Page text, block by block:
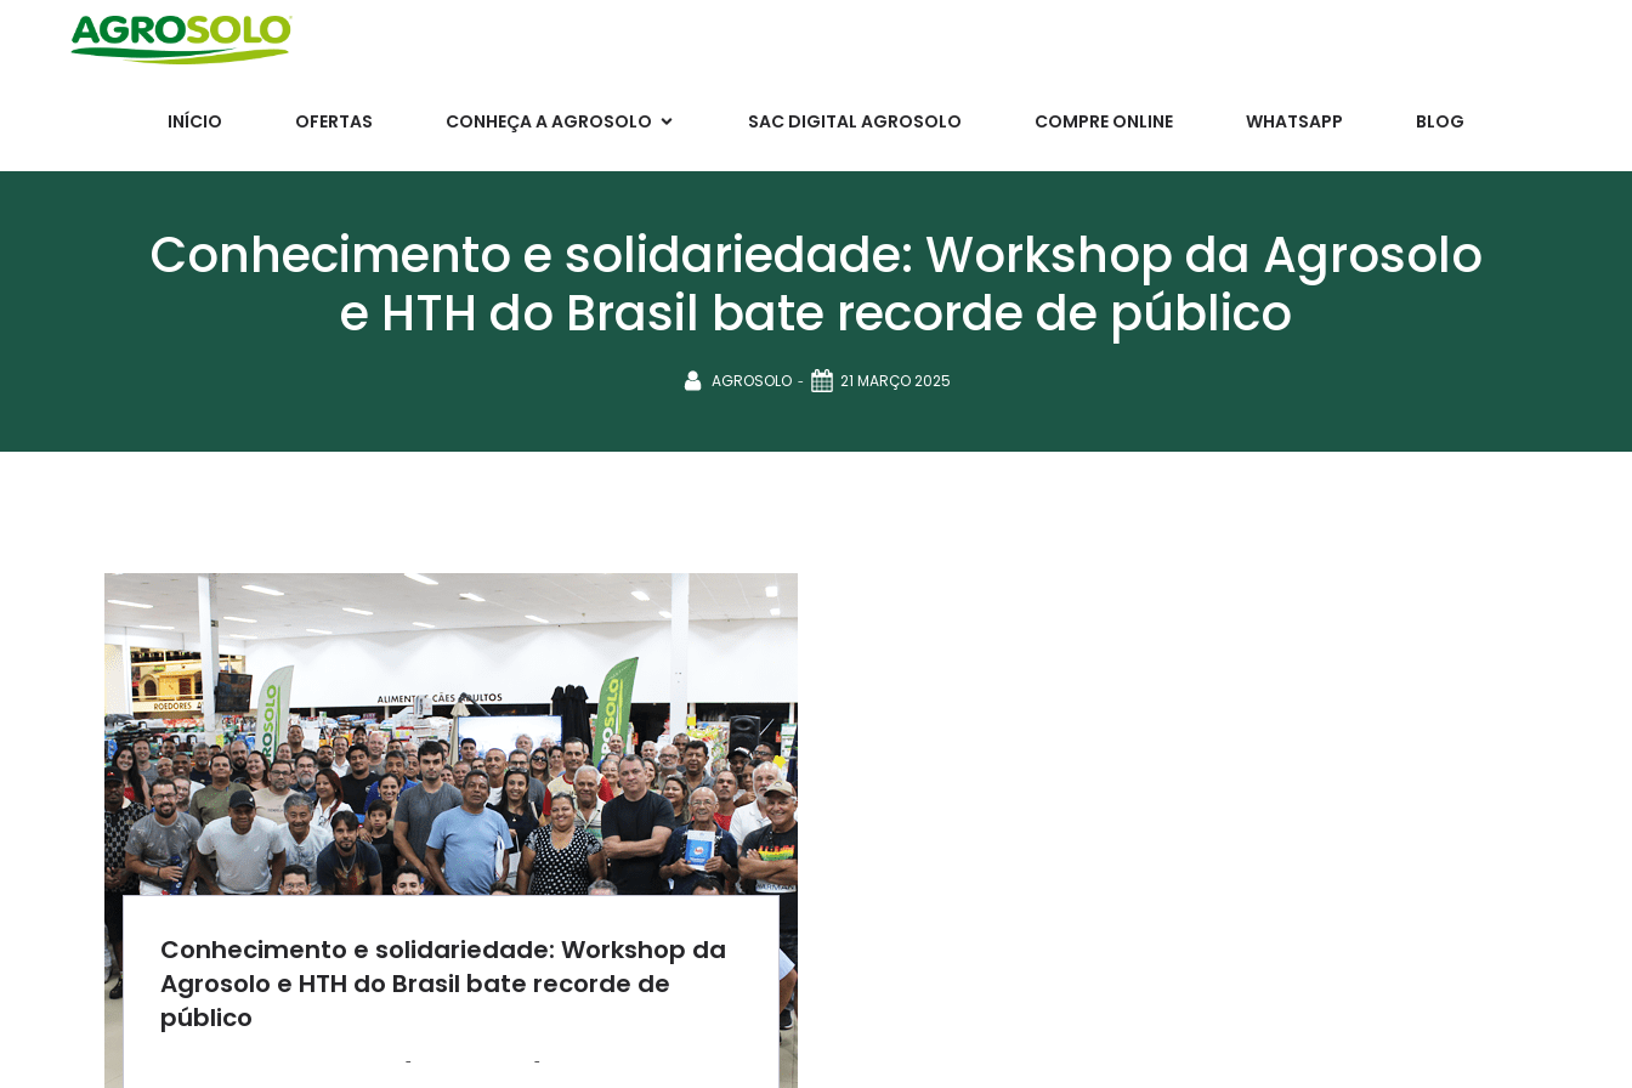
INÍCIO OFERTAS CONHEÇA A AGROSOLO SAC DIGITAL AGROSOLO COMPRE ONLINE WHATSAPP BLOG
Conhecimento e solidariedade: Workshop da Agrosolo
e HTH do Brasil bate recorde de público
AGROSOLO - 21 MARÇO 2025
Conhecimento e solidariedade: Workshop da
Agrosolo e HTH do Brasil bate recorde de
público
- -